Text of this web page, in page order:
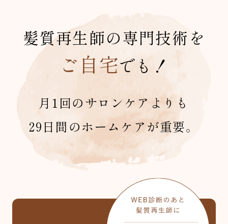
髪質再生師の専門技術を
ご自宅でも！
月1回のサロンケアよりも
29日間のホームケアが重要。